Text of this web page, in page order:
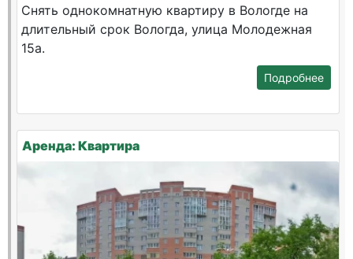
Снять однокомнатную квартиру в Вологде на
длительный срок Вологда, улица Молодежная
15а.
Подробнее
Аренда: Квартира